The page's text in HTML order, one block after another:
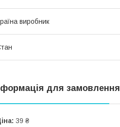
виробник
для замовлення
39 ₴